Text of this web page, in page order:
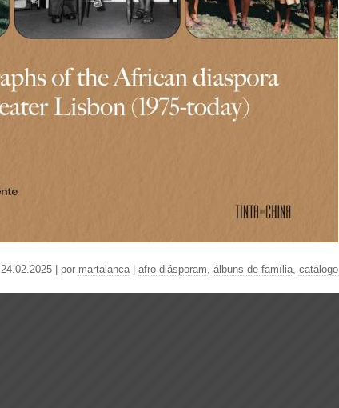
24.02.2025 | por martalanca| afro-diásporam, álbuns de família, catálogo